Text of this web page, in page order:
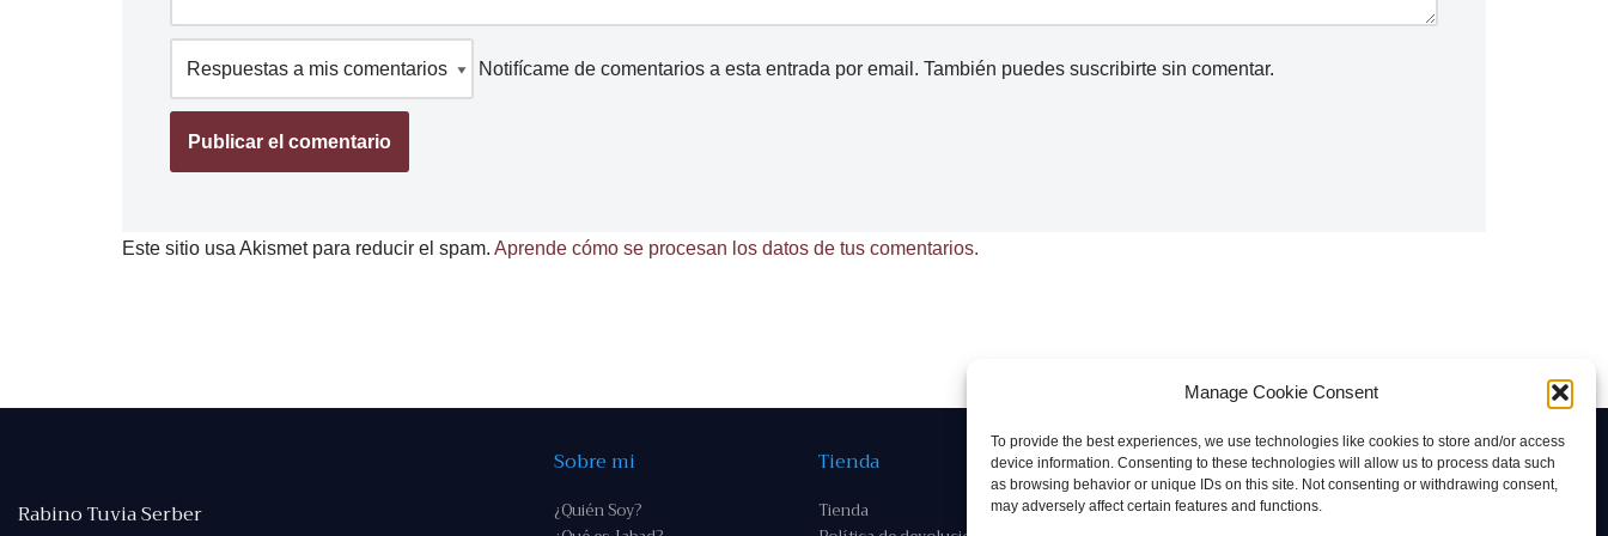
Manage Cookie Consent
To provide the best experiences, we use technologies like cookies to store and/or access
device information. Consenting to these technologies will allow us to process data such
as browsing behavior or unique IDs on this site. Not consenting or withdrawing consent,
may adversely affect certain features and functions.
Notifícame de comentarios a esta entrada por email. También puedes suscribirte sin comentar.
Este sitio usa Akismet para reducir el spam. Aprende cómo se procesan los datos de tus comentarios.
Rabino Tuvia Serber
Sobre mi
¿Quién Soy?
Tienda
Tienda
Contacto
rab@tuviaserber.com